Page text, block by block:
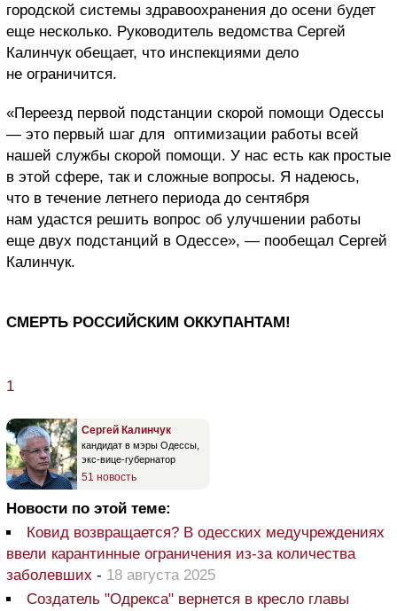
городской системы здравоохранения до осени будет
еще несколько. Руководитель ведомства Сергей
Калинчук обещает, что инспекциями дело
не ограничится.
«Переезд первой подстанции скорой помощи Одессы
— это первый шаг для оптимизации работы всей
нашей службы скорой помощи. У нас есть как простые
в этой сфере, так и сложные вопросы. Я надеюсь,
что в течение летнего периода до сентября
нам удастся решить вопрос об улучшении работы
еще двух подстанций в Одессе», — пообещал Сергей
Калинчук.
СМЕРТЬ РОССИЙСКИМ ОККУПАНТАМ!
1
Сергей Калинчук
кандидат в мэры Одессы,
экс-вице-губернатор
51 новость
Новости по этой теме:
Ковид возвращается? В одесских медучреждениях
ввели карантинные ограничения из-за количества
заболевших - 18 августа 2025
Создатель "Одрекса" вернется в кресло главы